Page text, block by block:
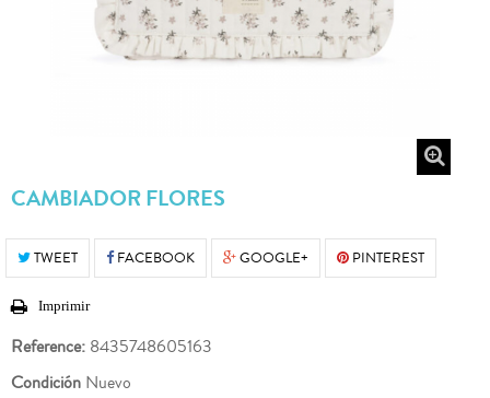
CAMBIADOR FLORES
TWEET FACEBOOK GOOGLE+ PINTEREST
Imprimir
Reference: 8435748605163
Condición Nuevo